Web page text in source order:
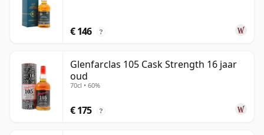
€ 146 ?
Glenfarclas 105 Cask Strength 16 jaar
oud
70cl • 60%
€ 175 ?